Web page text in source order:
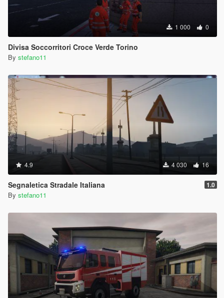
1 000 0
Divisa Soccorritori Croce Verde Torino
By stefano11
4.9 4 030 16
Segnaletica Stradale Italiana 1.0
By stefano11